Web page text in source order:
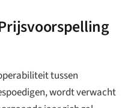
tussen
wordt verwacht